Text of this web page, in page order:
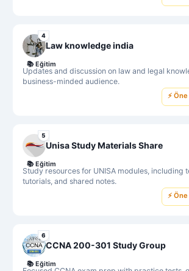
4
Law knowledge india
Updates and discussion on law and legal
business-minded audience.
📚 Eğitim
⚡
5
Unisa Study Materials Share
Study resources for UNISA modules, including
tutorials, and shared notes.
📚 Eğitim
⚡
6
CCNA 200-301 Study Group
📚 Eğitim